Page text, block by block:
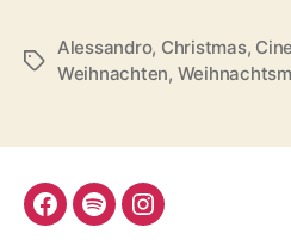
Schlagwörter
Alessandro, Christmas,
Weihnachten,
Facebook
SpotifyInstagram